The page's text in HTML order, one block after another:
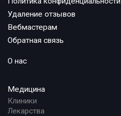
Удаление отзывов
Вебмастерам
Обратная связь
О нас
Медицина
Клиники
Лекарства